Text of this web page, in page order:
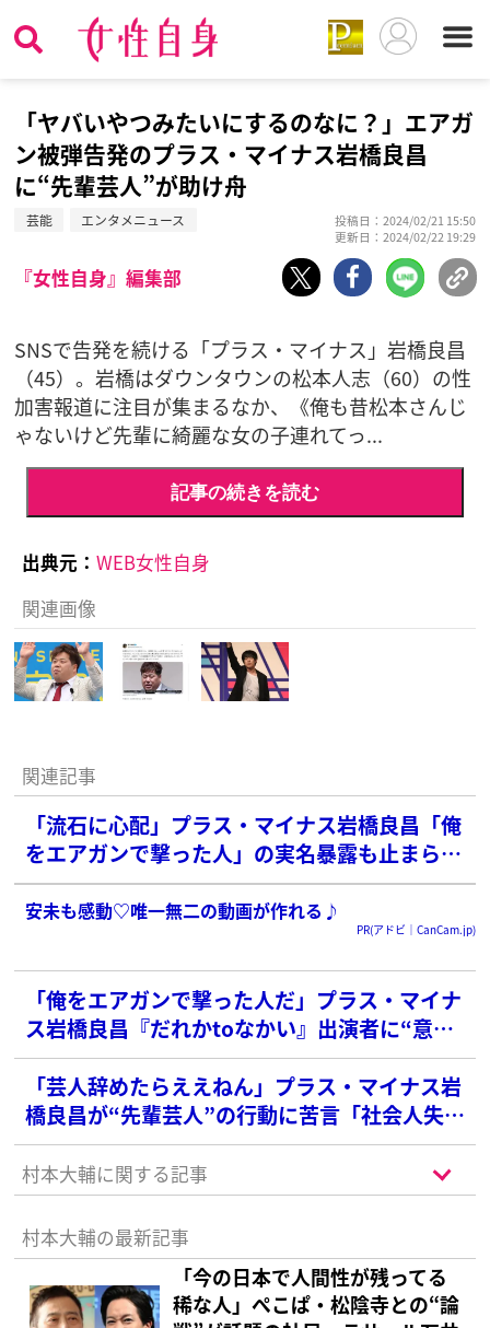
「ヤバいやつみたいにするのなに？」エアガ
ン被弾告発のプラス・マイナス岩橋良昌
に“先輩芸人”が助け舟
芸能 エンタメニュース
投稿日：2024/02/21 15:50
更新日：2024/02/22 19:29
『女性自身』編集部
SNSで告発を続ける「プラス・マイナス」岩橋良昌
（45）。岩橋はダウンタウンの松本人志（60）の性
加害報道に注目が集まるなか、《俺も昔松本さんじ
ゃないけど先輩に綺麗な女の子連れてっ...
記事の続きを読む
出典元： WEB女性自身
関連画像
関連記事
「流石に心配」プラス・マイナス岩橋良昌「俺
をエアガンで撃った人」の実名暴露も止まら
ぬ“不安定投稿”に広がる心配
安未も感動♡唯一無二の動画が作れる♪
PR(アドビ｜CanCam.jp)
「俺をエアガンで撃った人だ」プラス・マイナ
ス岩橋良昌『だれかtoなかい』出演者に“意味
深投稿”で犯人探し勃発…「関係ない人にも被
害が」と諫める声も
「芸人辞めたらええねん」プラス・マイナス岩
橋良昌が“先輩芸人”の行動に苦言「社会人失
格」「最低限のマナー」と共感続出
村本大輔に関する記事
村本大輔の最新記事
「今の日本で人間性が残ってる
稀な人」ぺこぱ・松陰寺との“論